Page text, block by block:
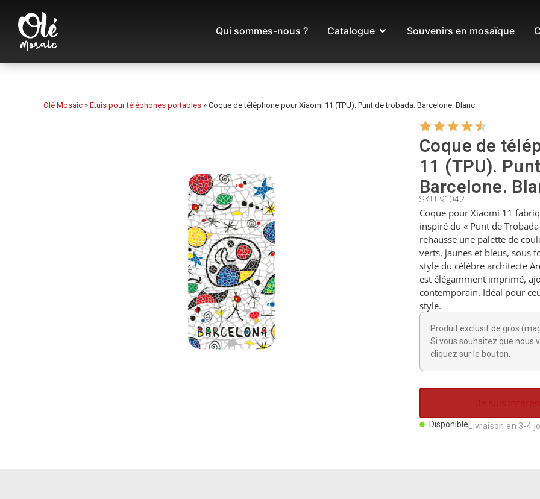
Qui sommes-nous ? Catalogue Souvenirs en mosaïque
Olé Mosaic » Étuis pour téléphones portables » Coque de téléphone pour Xiaomi 11 (TPU). Punt de trobada. Barcelone. Blanc
Coque de
11 (TPU).
Barcelone.
SKU 91042
Coque pour Xiaomi 11
inspiré du « Punt de
rehausse une palette de
verts, jaunes et bleus, sous
style du célèbre architecte
est élégamment imprimé,
contemporain. Idéal pour
style.
Produit exclusif de gros
Si vous souhaitez que nous
cliquez sur le bouton.
Je suis
Disponible Livraison en 3-4